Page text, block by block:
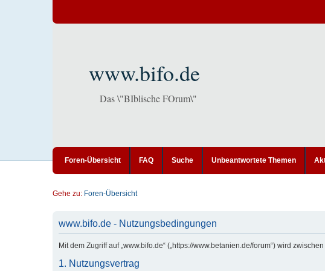
www.bifo.de
Das \"BIblische FOrum\"
Foren-Übersicht FAQ Suche Unbeantwortete Themen
Gehe zu: Foren-Übersicht
www.bifo.de - Nutzungsbedingungen
Mit dem Zugriff auf „www.bifo.de“ („https://www.betanien.de/forum“) wird
1. Nutzungsvertrag